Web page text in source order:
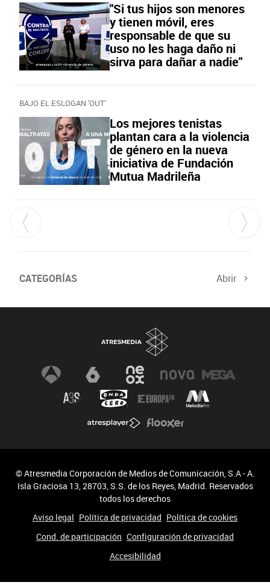
"Si tus hijos son menores
y tienen móvil, eres
responsable de que su
uso no les haga daño ni
sirva para dañar a nadie"
BAJO EL ESLOGAN 'OUT'
Los mejores tenistas
plantan cara a la violencia
de género en la nueva
iniciativa de Fundación
Mutua Madrileña
CATEGORÍAS Abrir
© Atresmedia Corporación de Medios de Comunicación, S.A - A.
Isla Graciosa 13, 28703, S.S. de los Reyes, Madrid. Reservados
todos los derechos
Aviso legal Política de privacidad Política de cookies
Cond. de participación Configuración de privacidad
Accesibilidad